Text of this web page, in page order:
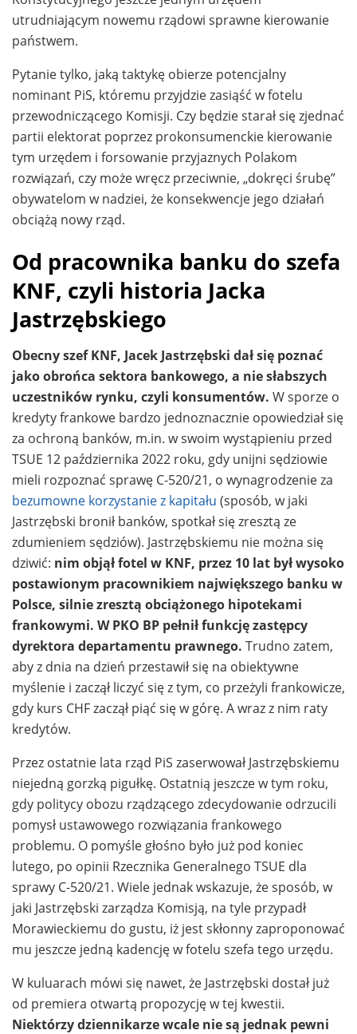
utrudniającym nowemu rządowi sprawne kierowanie
państwem.
Pytanie tylko, jaką taktykę obierze potencjalny
nominant PiS, któremu przyjdzie zasiąść w fotelu
przewodniczącego Komisji. Czy będzie starał się zjednać
partii elektorat poprzez prokonsumenckie kierowanie
tym urzędem i forsowanie przyjaznych Polakom
rozwiązań, czy może wręcz przeciwnie, „dokręci śrubę”
obywatelom w nadziei, że konsekwencje jego działań
obciążą nowy rząd.
Od pracownika banku do szefa
KNF, czyli historia Jacka
Jastrzębskiego
Obecny szef KNF, Jacek Jastrzębski dał się poznać
jako obrońca sektora bankowego, a nie słabszych
uczestników rynku, czyli konsumentów. W sporze o
kredyty frankowe bardzo jednoznacznie opowiedział się
za ochroną banków, m.in. w swoim wystąpieniu przed
TSUE 12 października 2022 roku, gdy unijni sędziowie
mieli rozpoznać sprawę C-520/21, o wynagrodzenie za
bezumowne korzystanie z kapitału (sposób, w jaki
Jastrzębski bronił banków, spotkał się zresztą ze
zdumieniem sędziów). Jastrzębskiemu nie można się
dziwić: nim objął fotel w KNF, przez 10 lat był wysoko
postawionym pracownikiem największego banku w
Polsce, silnie zresztą obciążonego hipotekami
frankowymi. W PKO BP pełnił funkcję zastępcy
dyrektora departamentu prawnego. Trudno zatem,
aby z dnia na dzień przestawił się na obiektywne
myślenie i zaczął liczyć się z tym, co przeżyli frankowicze,
gdy kurs CHF zaczął piąć się w górę. A wraz z nim raty
kredytów.
Przez ostatnie lata rząd PiS zaserwował Jastrzębskiemu
niejedną gorzką pigułkę. Ostatnią jeszcze w tym roku,
gdy politycy obozu rządzącego zdecydowanie odrzucili
pomysł ustawowego rozwiązania frankowego
problemu. O pomyśle głośno było już pod koniec
lutego, po opinii Rzecznika Generalnego TSUE dla
sprawy C-520/21. Wiele jednak wskazuje, że sposób, w
jaki Jastrzębski zarządza Komisją, na tyle przypadł
Morawieckiemu do gustu, iż jest skłonny zaproponować
mu jeszcze jedną kadencję w fotelu szefa tego urzędu.
W kuluarach mówi się nawet, że Jastrzębski dostał już
od premiera otwartą propozycję w tej kwestii.
Niektórzy dziennikarze wcale nie są jednak pewni